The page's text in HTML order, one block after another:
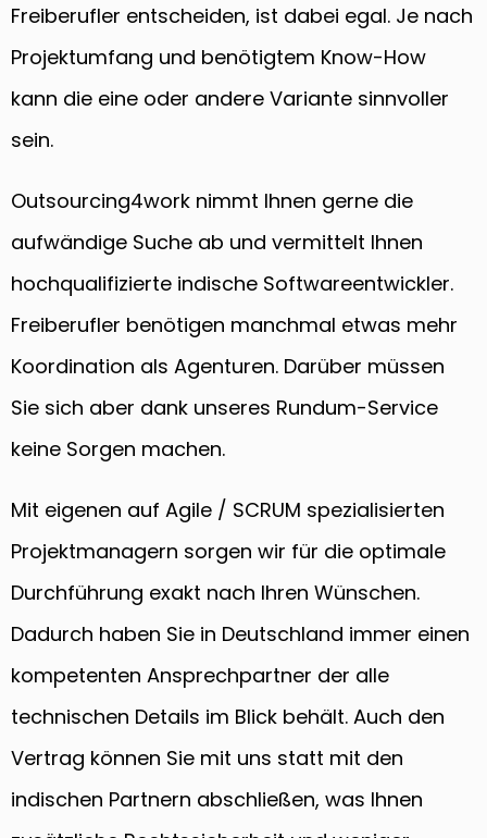
Freiberufler entscheiden, ist dabei egal. Je nach
Projektumfang und benötigtem Know-How
kann die eine oder andere Variante sinnvoller
sein.
Outsourcing4work nimmt Ihnen gerne die
aufwändige Suche ab und vermittelt Ihnen
hochqualifizierte indische Softwareentwickler.
Freiberufler benötigen manchmal etwas mehr
Koordination als Agenturen. Darüber müssen
Sie sich aber dank unseres Rundum-Service
keine Sorgen machen.
Mit eigenen auf Agile / SCRUM spezialisierten
Projektmanagern sorgen wir für die optimale
Durchführung exakt nach Ihren Wünschen.
Dadurch haben Sie in Deutschland immer einen
kompetenten Ansprechpartner der alle
technischen Details im Blick behält. Auch den
Vertrag können Sie mit uns statt mit den
indischen Partnern abschließen, was Ihnen